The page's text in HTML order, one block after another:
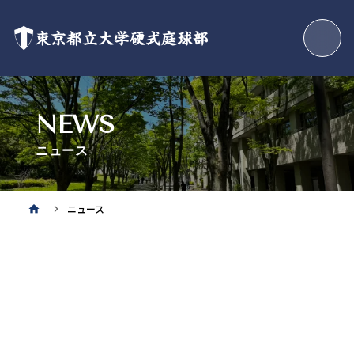
東京都立大学硬式庭球部
NEWS
ニュース
home keyboard_arrow_right ニュース